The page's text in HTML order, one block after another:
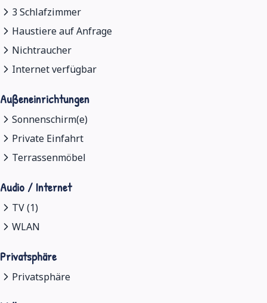
3 Schlafzimmer
Haustiere auf Anfrage
Nichtraucher
Internet verfügbar
Außeneinrichtungen
Sonnenschirm(e)
Private Einfahrt
Terrassenmöbel
Audio / Internet
TV (1)
WLAN
Privatsphäre
Privatsphäre